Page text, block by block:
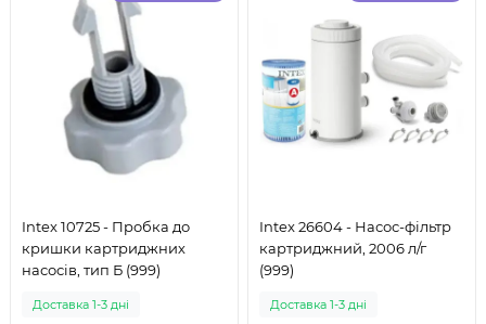
Intex 10725 - Пробка до
кришки картриджних
насосів, тип Б (999)
Доставка 1-3 дні
Intex 26604 - Насос-фільтр
картриджний, 2006 л/г
(999)
Доставка 1-3 дні